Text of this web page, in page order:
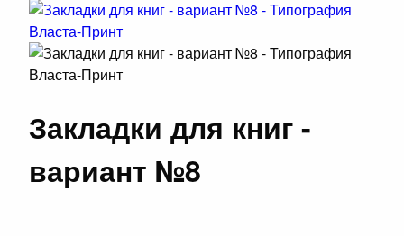
Закладки для книг -
вариант №8